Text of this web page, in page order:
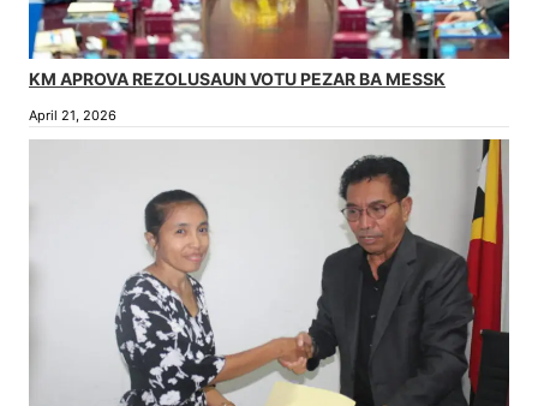
KM APROVA REZOLUSAUN VOTU PEZAR BA MESSK
April 21, 2026